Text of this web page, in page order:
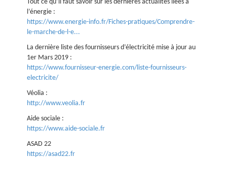
Tout ce qu’il faut savoir sur les dernières actualités liées à
l’énergie :
https://www.energie-info.fr/Fiches-pratiques/Comprendre-
le-marche-de-l-e...
La dernière liste des fournisseurs d’électricité mise à jour au
1er Mars 2019 :
https://www.fournisseur-energie.com/liste-fournisseurs-
electricite/
Véolia :
http://www.veolia.fr
Aide sociale :
https://www.aide-sociale.fr
ASAD 22
https://asad22.fr